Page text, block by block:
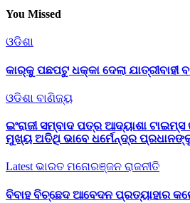
You Missed
ଓଡିଶା
କାର୍‌କୁ ପଛପଟୁ ଧକ୍କା ଦେଲା ଯାତ୍ରୀବାହୀ
ଓଡିଶା ବାଣିଜ୍ୟ
ଇଂରାଜୀ ସମ୍ବାଦ ପତ୍ର ଆଦ୍ୟାଶା
ମୁଖ୍ୟ ଅତିଥି ଭାବେ ଧର୍ମେନ୍ଦ୍ର
Latestଭାରତ ମନୋରଞ୍ଜନ ରାଜନୀତି
ବିବାହ ବିଚ୍ଛେଦ ଆବେଦନ ପ୍ରତ୍ୟାହାର